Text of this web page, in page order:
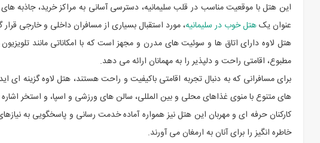
این هتل با موقعیت مناسب در قلب سلیمانیه، دسترسی آسانی به مراکز خرید، جاذبه
عنوان یکهتل خوب در سلیمانیه، مورد استقبال بسیاری از مسافران داخلی و خارجی
هتل لاوه دارای اتاق ها و سوئیت های مدرن و مجهز است که با امکاناتی مانند
مطبوع، اقامتی راحت و دلپذیر را به مهمانان ارائه می دهد.
برای مسافرانی که به دنبال تجربه اقامتی باکیفیت و راحت هستند، هتل لاوه گزینه ای
های متنوع با منوی غذاهای محلی و بین المللی، سالن های ورزشی و اسپا، و استخر اشاره
کارکنان حرفه ای و مهربان این هتل نیز همواره آماده خدمت رسانی و پاسخگویی به
خاطره انگیز را برای آنان به ارمغان می آورند.